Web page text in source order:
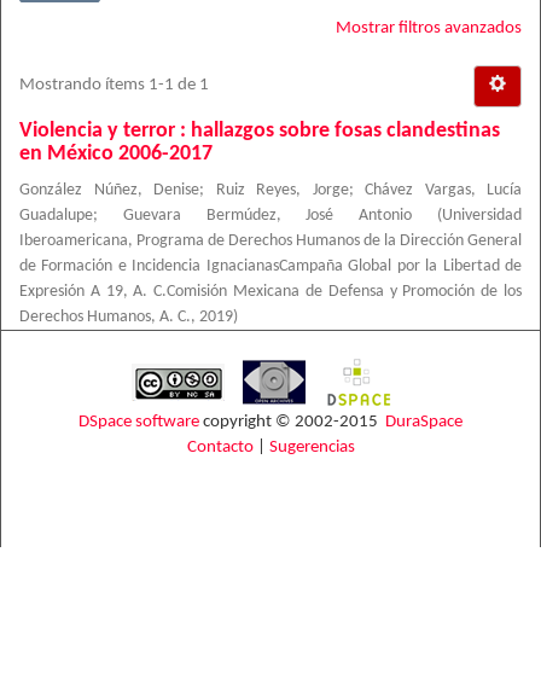
Mostrar filtros avanzados
Mostrando ítems 1-1 de 1
Violencia y terror : hallazgos sobre fosas clandestinas
en México 2006-2017
González Núñez, Denise; Ruiz Reyes, Jorge; Chávez Vargas, Lucía
Guadalupe; Guevara Bermúdez, José Antonio (Universidad
Iberoamericana, Programa de Derechos Humanos de la Dirección General
de Formación e Incidencia IgnacianasCampaña Global por la Libertad de
Expresión A 19, A. C.Comisión Mexicana de Defensa y Promoción de los
Derechos Humanos, A. C., 2019)
DSpace software copyright © 2002-2015 DuraSpace
Contacto| Sugerencias